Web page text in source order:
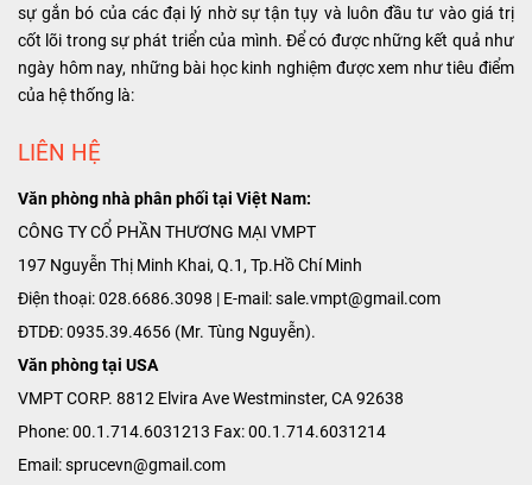
sự gắn bó của các đại lý nhờ sự tận tụy và luôn đầu tư vào giá trị
cốt lõi trong sự phát triển của mình. Để có được những kết quả như
ngày hôm nay, những bài học kinh nghiệm được xem như tiêu điểm
của hệ thống là:
LIÊN HỆ
Văn phòng nhà phân phối tại Việt Nam:
CÔNG TY CỔ PHẦN THƯƠNG MẠI VMPT
197 Nguyễn Thị Minh Khai, Q.1, Tp.Hồ Chí Minh
Điện thoại: 028.6686.3098 | E-mail: sale.vmpt@gmail.com
ĐTDĐ: 0935.39.4656 (Mr. Tùng Nguyễn).
Văn phòng tại USA
VMPT CORP. 8812 Elvira Ave Westminster, CA 92638
Phone: 00.1.714.6031213 Fax: 00.1.714.6031214
Email: sprucevn@gmail.com